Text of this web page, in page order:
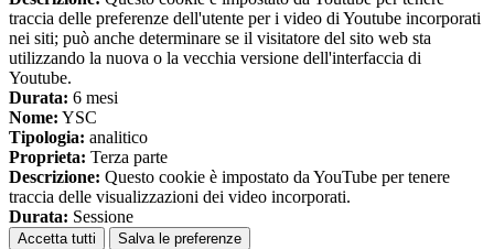
traccia delle preferenze dell'utente per i video di Youtube incorporati
nei siti; può anche determinare se il visitatore del sito web sta
utilizzando la nuova o la vecchia versione dell'interfaccia di
Youtube.
Durata: 6 mesi
Nome: YSC
Tipologia: analitico
Proprieta: Terza parte
Descrizione: Questo cookie è impostato da YouTube per tenere
traccia delle visualizzazioni dei video incorporati.
Durata: Sessione
Accetta tutti Salva le preferenze